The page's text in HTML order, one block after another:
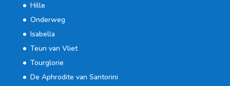
Hille
Onderweg
Isabella
Teun van Vliet
Tourglorie
De Aphrodite van Santorini